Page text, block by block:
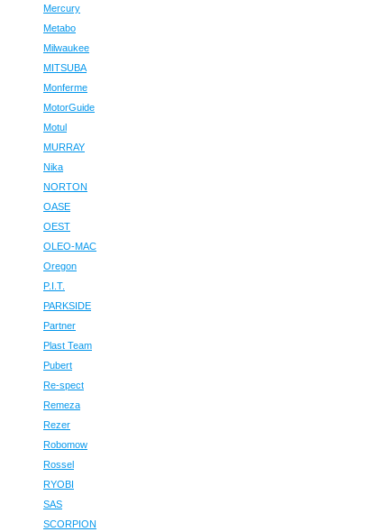
Mercury
Metabo
Milwaukee
MITSUBA
Monferme
MotorGuide
Motul
MURRAY
Nika
NORTON
OASE
OEST
OLEO-MAC
Oregon
P.I.T.
PARKSIDE
Partner
Plast Team
Pubert
Re-spect
Remeza
Rezer
Robomow
Rossel
RYOBI
SAS
SCORPION